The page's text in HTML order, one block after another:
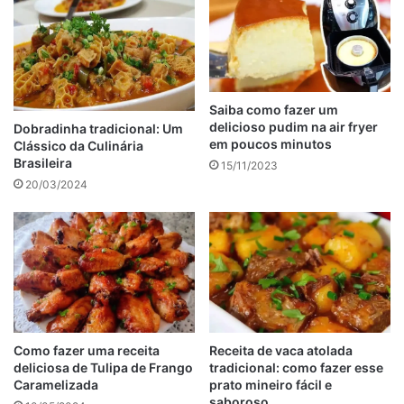
1/2 xícara (chá) de queijo parmesão ralado
Modo de preparar o arroz de forno e carne moída à
parmegiana
anúncio
Dobradinha tradicional: Um
Clássico da Culinária
Brasileira
20/03/2024
Saiba como fazer um
delicioso pudim na air fryer
em poucos minutos
15/11/2023
Como fazer uma receita
deliciosa de Tulipa de Frango
Caramelizada
Receita de vaca atolada
tradicional: como fazer esse
prato mineiro fácil e